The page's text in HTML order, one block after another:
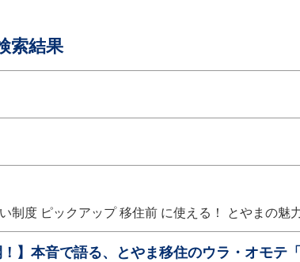
索結果
制度 ピックアップ 移住前 に使える！ とやまの
！】本音で語る、とやま移住のウラ・オモ